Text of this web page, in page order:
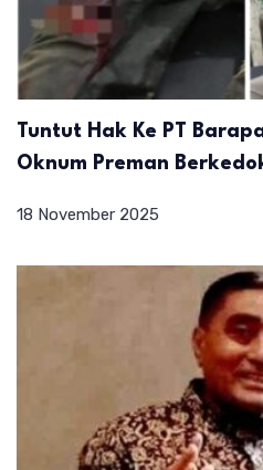
Tuntut Hak Ke PT
Oknum Preman
18 November 2025